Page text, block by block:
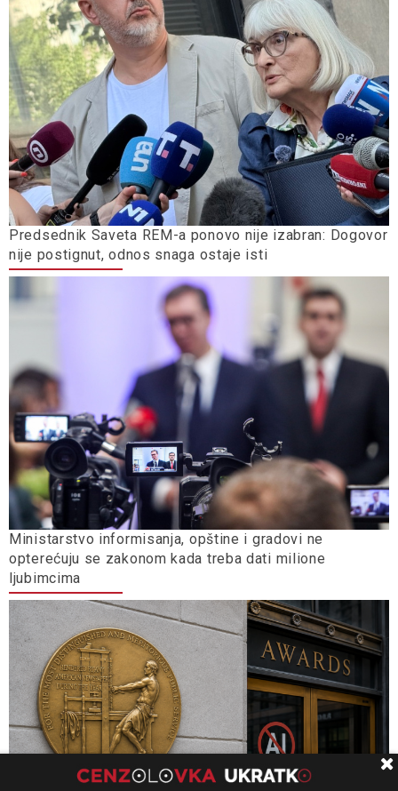
Predsednik Saveta REM-a ponovo nije izabran: Dogovor
nije postignut, odnos snaga ostaje isti
Ministarstvo informisanja, opštine i gradovi ne
opterećuju se zakonom kada treba dati milione
ljubimcima